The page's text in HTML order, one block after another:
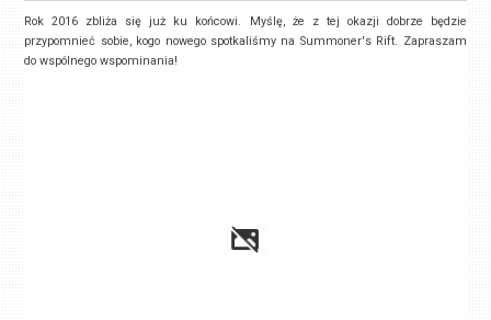
Rok 2016 zbliża się już ku końcowi. Myślę, że z tej okazji dobrze będzie
przypomnieć sobie, kogo nowego spotkaliśmy na Summoner's Rift. Zapraszam
do wspólnego wspominania!